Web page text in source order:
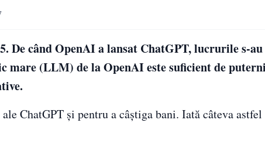
De când OpenAI a lansat ChatGPT, lucrurile s-
(LLM) de la OpenAI este suficient de
ChatGPT și pentru a câștiga bani. Iată câteva